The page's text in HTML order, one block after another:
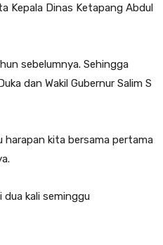
Kepala Dinas Ketapang Abdul
sebelumnya. Sehingga
dan Wakil Gubernur Salim S
harapan kita bersama pertama
dua kali seminggu